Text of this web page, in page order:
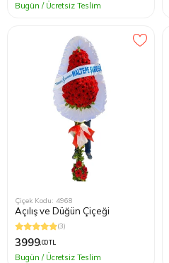
Bugün / Ücretsiz Teslim
Çiçek Kodu: 4968
Açılış ve Düğün Çiçeği
(3)
3999,00 TL
Bugün / Ücretsiz Teslim